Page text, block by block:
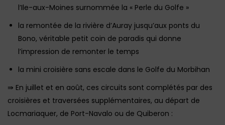
l’Ile-aux-Moines surnommée la « Perle du Golfe »
la remontée de la rivière d’Auray jusqu’aux ponts du
Bono, véritable petit coin de paradis qui donne
l’impression de remonter le temps
la mini croisière sans escale dans le Golfe du Morbihan
⇛ En juillet et en août, ces circuits sont complétés par des
croisières et traversées supplémentaires, au départ de
Locmariaquer, de Port-Navalo ou de Quiberon :